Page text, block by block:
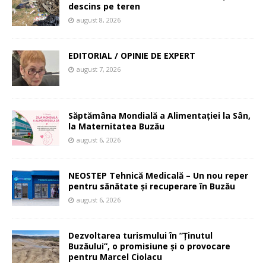
descins pe teren
august 8, 2026
EDITORIAL / OPINIE DE EXPERT
august 7, 2026
Săptămâna Mondială a Alimentației la Sân,
la Maternitatea Buzău
august 6, 2026
NEOSTEP Tehnică Medicală – Un nou reper
pentru sănătate și recuperare în Buzău
august 6, 2026
Dezvoltarea turismului în ”Ținutul
Buzăului”, o promisiune și o provocare
pentru Marcel Ciolacu